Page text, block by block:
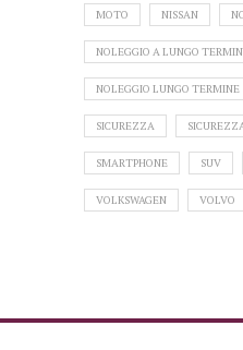
MOTO NISSAN
NOLEGGIO A LUNGO
NOLEGGIO LUNGO TERMINE
SICUREZZA
SMARTPHONE SUV
VOLKSWAGEN VOLVO